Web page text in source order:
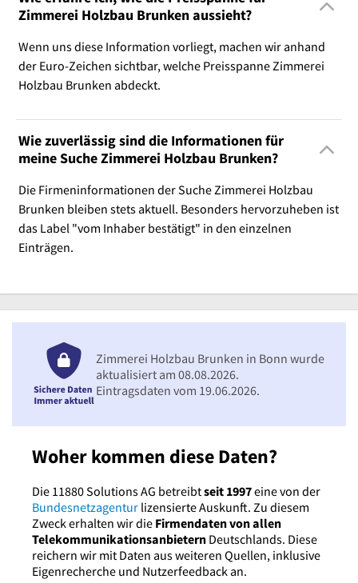
Zimmerei Holzbau Brunken aussieht?
Wenn uns diese Information vorliegt, machen wir anhand
der Euro-Zeichen sichtbar, welche Preisspanne Zimmerei
Holzbau Brunken abdeckt.
Wie zuverlässig sind die Informationen für
meine Suche Zimmerei Holzbau Brunken?
Die Firmeninformationen der Suche Zimmerei Holzbau
Brunken bleiben stets aktuell. Besonders hervorzuheben ist
das Label "vom Inhaber bestätigt" in den einzelnen
Einträgen.
Woher kommen diese Daten?
Die 11880 Solutions AG betreibtseit 1997eine von der
Bundesnetzagentur lizensierte Auskunft. Zu diesem
Zweck erhalten wir die Firmendaten von allen
Telekommunikationsanbietern Deutschlands. Diese
reichern wir mit Daten aus weiteren Quellen, inklusive
Eigenrecherche und Nutzerfeedback an.
Zimmerei Holzbau Brunken in Bonn wurde
aktualisiert am 08.08.2026.
Eintragsdaten vom 19.06.2026.